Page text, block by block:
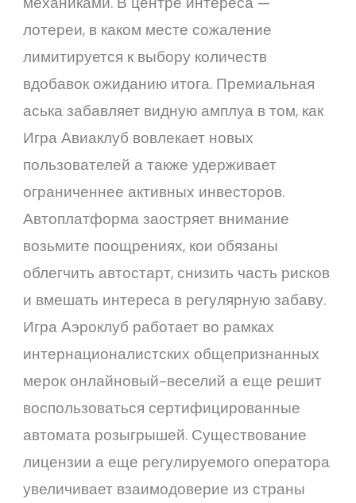
лотереи, в каком месте сожаление
лимитируется к выбору количеств
вдобавок ожиданию итога. Премиальная
аська забавляет видную амплуа в том, как
Игра Авиаклуб вовлекает новых
пользователей а также удерживает
ограниченнее активных инвесторов.
Автоплатформа заостряет внимание
возьмите поощрениях, кои обязаны
облегчить автостарт, снизить часть рисков
и вмешать интереса в регулярную забаву.
Игра Аэроклуб работает во рамках
интернационалистских общепризнанных
мерок онлайновый-веселий а еще решит
воспользоваться сертифицированные
автомата розыгрышей. Существование
лицензии а еще регулируемого оператора
увеличивает взаимодоверие из страны